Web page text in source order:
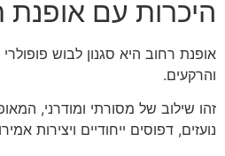
היכרות עם אופנת
אופנת רחוב היא סגנון לבוש
והרקעים.
זהו שילוב של מסורתי ומודרני,
נועזים, דפוסים ייחודיים ויצירות